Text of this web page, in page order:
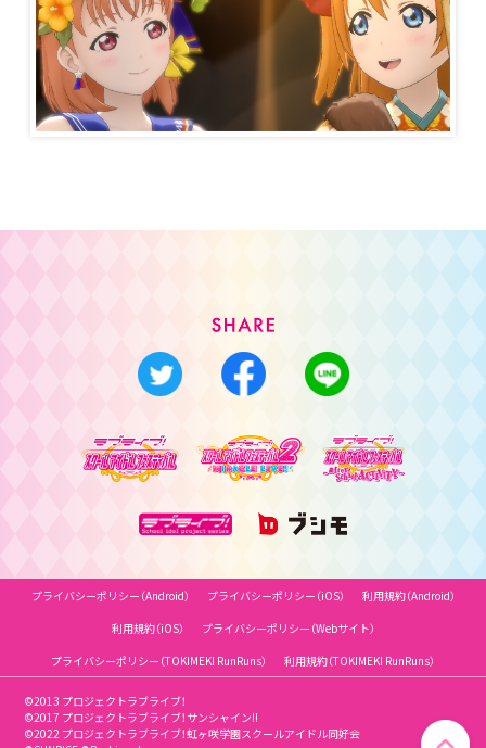
プライバシーポリシー（Android） プライバシーポリシー（iOS）
利用規約（Android）
利用規約（iOS）
プライバシーポリシー（Webサイト）
プライバシーポリシー（TOKIMEKI RunRuns）
利用規約（TOKIMEKI RunRuns）
©2013 プロジェクトラブライブ！
©2017 プロジェクトラブライブ！サンシャイン!!
©2022 プロジェクトラブライブ！虹ヶ咲学園スクールアイドル同好会